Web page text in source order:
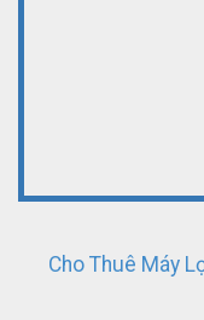
Cho Thuê Máy